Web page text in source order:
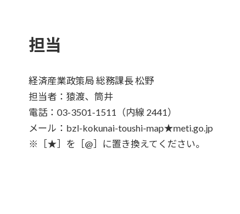
担当
経済産業政策局 総務課長 松野
担当者：猿渡、筒井
電話：03-3501-1511（内線 2441）
メール：bzl-kokunai-toushi-map★meti.go.jp
※［★］を［@］に置き換えてください。